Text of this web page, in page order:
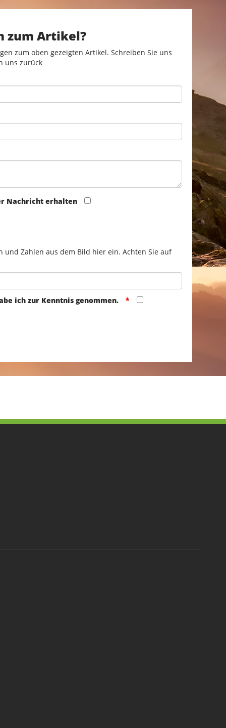
zum Artikel?
zum oben gezeigten Artikel. Schreiben Sie uns
uns zurück
Nachricht erhalten
und Zahlen aus dem Bild hier ein. Achten Sie auf
ich zur Kenntnis genommen.